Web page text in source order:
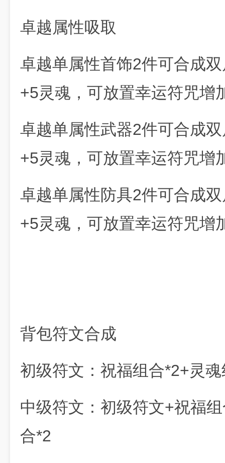
卓越属性吸取
卓越单属性首饰2件可合成
+5灵魂，可放置幸运符咒增
卓越单属性武器2件可合成
+5灵魂，可放置幸运符咒增
卓越单属性防具2件可合成
+5灵魂，可放置幸运符咒增
背包符文合成
初级符文：祝福组合*2+灵
中级符文：初级符文+祝福
合*2